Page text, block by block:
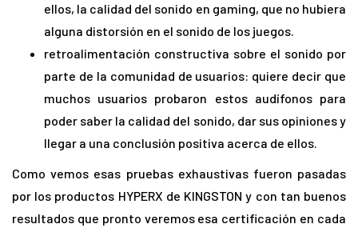
ellos, la calidad del sonido en gaming, que no hubiera
alguna distorsión en el sonido de los juegos.
retroalimentación constructiva sobre el sonido por
parte de la comunidad de usuarios: quiere decir que
muchos usuarios probaron estos audífonos para
poder saber la calidad del sonido, dar sus opiniones y
llegar a una conclusión positiva acerca de ellos.
Como vemos esas pruebas exhaustivas fueron pasadas
por los productos HYPERX de KINGSTON y con tan buenos
resultados que pronto veremos esa certificación en cada